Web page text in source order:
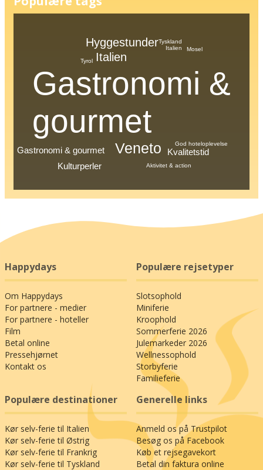
Gastronomi &
gourmet
Veneto
Italien
Hyggestunder
Gastronomi & gourmet
Kvalitetstid
Kulturperler
Aktivitet & action
God hoteloplevelse
Tyskland
Italien
Tyrol
Mosel
Happydays
Om Happydays
For partnere - medier
For partnere - hoteller
Film
Betal online
Pressehjørnet
Kontakt os
Populære rejsetyper
Slotsophold
Miniferie
Kroophold
Sommerferie 2026
Julemarkeder 2026
Wellnessophold
Storbyferie
Familieferie
Populære destinationer
Kør selv-ferie til Italien
Kør selv-ferie til Østrig
Kør selv-ferie til Frankrig
Kør selv-ferie til Tyskland
Generelle links
Anmeld os på Trustpilot
Besøg os på Facebook
Køb et rejsegavekort
Betal din faktura online